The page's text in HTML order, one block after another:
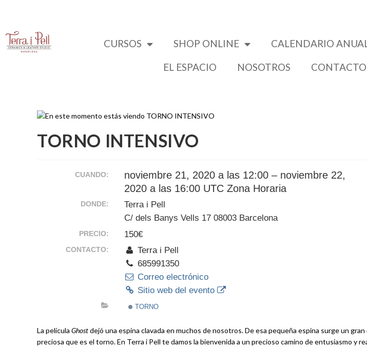
CURSOS SHOP ONLINE CALENDARIO
EL ESPACIO
NOSOTROS CONTACTO
TORNO INTENSIVO
CUANDO:
noviembre 21, 2020 a las 12:00 – noviembre 22,
2020 a las 16:00 UTC Zona Horaria
DONDE:
Terra i Pell
C/ dels Banys Vells 17 08003 Barcelona
PRECIO: 150€
CONTACTO:
Terra i Pell
685991350
Correo electrónico
Sitio web del evento
TORNO
La película Ghostdejó una espina clavada en muchos de nosotros. De esa pequeña espina surge un
preciosa que es el torno. En Terra i Pell te damos la bienvenida a un precioso camino de entusiasmo y